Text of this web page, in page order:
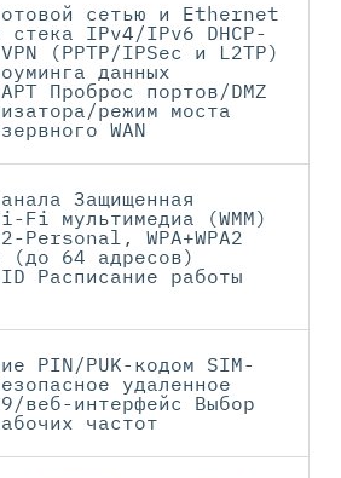
сетью и Ethernet
стека IPv4/IPv6 DHCP-
(PPTP/IPSec и L2TP)
данных
Проброс портов/DMZ
режим моста
WAN
Защищенная
Fi мультимедиа (WMM)
Personal, WPA+WPA2
(до 64 адресов)
Расписание работы
PIN/PUK-кодом SIM-
удаленное
веб-интерфейс Выбор
частот